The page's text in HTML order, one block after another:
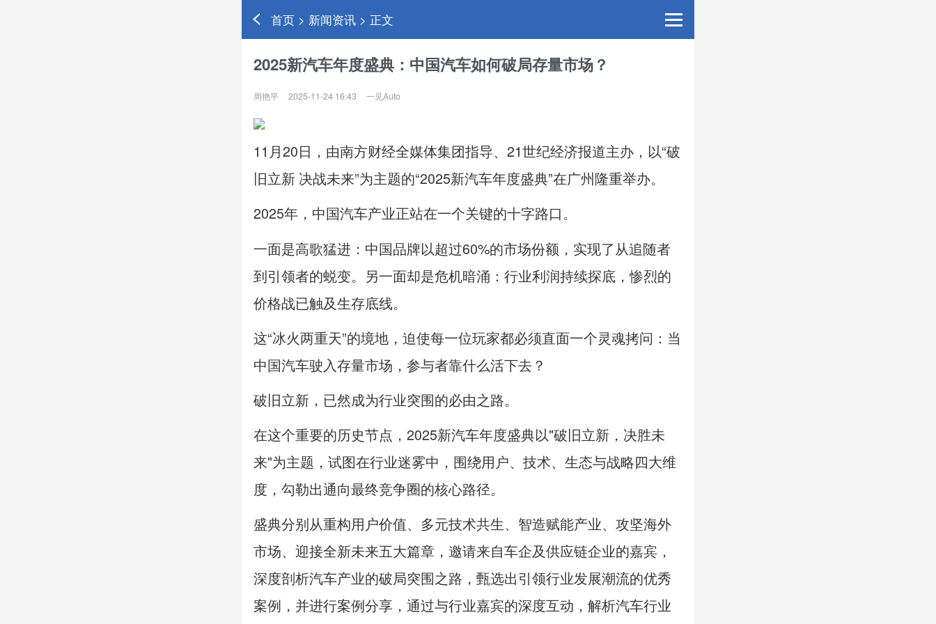
首页 > 新闻资讯 > 正文
2025新汽车年度盛典：中国汽车如何破局存量市场？
周艳平 2025-11-24 16:43 一见Auto
11月20日，由南方财经全媒体集团指导、21世纪经济报道主办，以“破
旧立新 决战未来”为主题的“2025新汽车年度盛典”在广州隆重举办。
2025年，中国汽车产业正站在一个关键的十字路口。
一面是高歌猛进：中国品牌以超过60%的市场份额，实现了从追随者
到引领者的蜕变。另一面却是危机暗涌：行业利润持续探底，惨烈的
价格战已触及生存底线。
这“冰火两重天”的境地，迫使每一位玩家都必须直面一个灵魂拷问：当
中国汽车驶入存量市场，参与者靠什么活下去？
破旧立新，已然成为行业突围的必由之路。
在这个重要的历史节点，2025新汽车年度盛典以"破旧立新，决胜未
来"为主题，试图在行业迷雾中，围绕用户、技术、生态与战略四大维
度，勾勒出通向最终竞争圈的核心路径。
盛典分别从重构用户价值、多元技术共生、智造赋能产业、攻坚海外
市场、迎接全新未来五大篇章，邀请来自车企及供应链企业的嘉宾，
深度剖析汽车产业的破局突围之路，甄选出引领行业发展潮流的优秀
案例，并进行案例分享，通过与行业嘉宾的深度互动，解析汽车行业